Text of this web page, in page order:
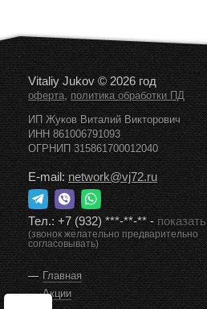
Vitaliy Jukov © 2026 год
оферта,политика обработки ПД
ИП Жуков Виталий Викторович
ИНН 861006791093
ОГРНИП 315861700012040
E-mail:network@vj72.ru
Тел.:+7 (932) ***-**-**-показать
(звонок желательно предварительно
согласовывать)
Главная
Акции